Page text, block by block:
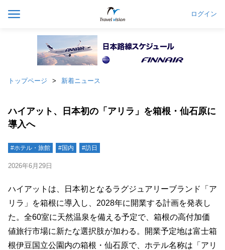
ログイン
トップページ 新着ニュース
ハイアット、日本初の「アリラ」を箱根・仙石原に
導入へ
#ホテル・旅館 #国内 #訪日
2026年6月29日
ハイアットは、日本初となるラグジュアリーブランド「ア
リラ」を箱根に導入し、2028年に開業する計画を発表し
た。全60室に天然温泉を備える予定で、箱根の高付加価
値旅行市場に新たな選択肢が加わる。開業予定地は富士箱
根伊豆国立公園内の箱根・仙石原で、ホテル名称は「アリ